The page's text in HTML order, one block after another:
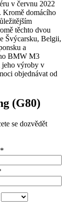
v červnu 2022
Kromě domácího
těchto dvou
Švýcarsku, Belgii,
a
BMW M3
jeho výroby v
objednávat od
(G80)
se dozvědět
*